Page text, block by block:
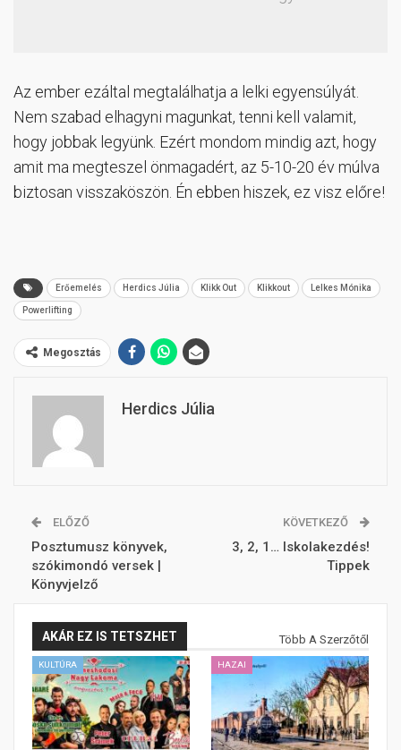
Az ember ezáltal megtalálhatja a lelki egyensúlyát.
Nem szabad elhagyni magunkat, tenni kell valamit,
hogy jobbak legyünk. Ezért mondom mindig azt, hogy
amit ma megteszel önmagadért, az 5-10-20 év múlva
biztosan visszaköszön. Én ebben hiszek, ez visz előre!
Erőemelés Herdics Júlia Klikk Out Klikkout Lelkes Mónika
Powerlifting
Megosztás
Herdics Júlia
ELŐZŐ
Posztumusz könyvek,
szókimondó versek |
Könyvjelző
KÖVETKEZŐ
3, 2, 1… Iskolakezdés!
Tippek
AKÁR EZ IS TETSZHET Több A Szerzőtől
KULTÚRA HAZAI